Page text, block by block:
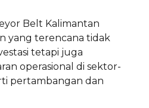
Belt Kalimantan
yang terencana tidak
tetapi juga
operasional di sektor-
pertambangan dan